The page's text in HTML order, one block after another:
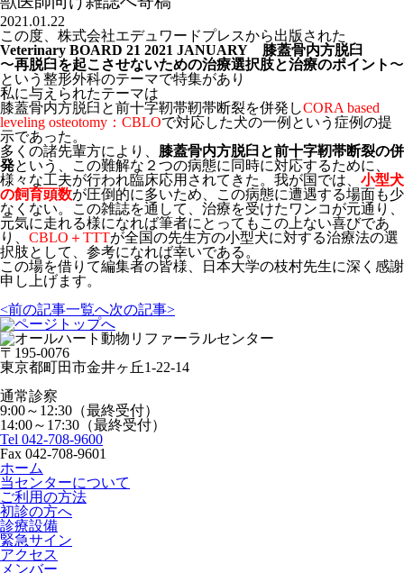
2021.01.22
この度、株式会社エデュワードプレスから出版された
Veterinary BOARD 21 2021 JANUARY
膝蓋骨内方脱臼
〜再脱臼を起こさせないための治療選択肢と治療のポイント 〜
という整形外科のテーマで特集があり
私に与えられたテーマは
膝蓋骨内方脱臼と前十字靭帯靭帯断裂を併発しCORA based
leveling osteotomy：CBLOで対応した犬の一例という症例の提
示であった。
多くの諸先輩方により、 膝蓋骨内方脱臼と前十字靭帯断裂の併
発という、この難解な２つの病態に同時に対応するために、
様々な工夫が行われ臨床応用されてきた。我が国では、 小型犬
の飼育頭数が圧倒的に多いため、この病態に遭遇する場面も少
なくない。この雑誌を通して、治療を受けたワンコが元通り、
元気に走れる様になれば筆者にとってもこの上ない喜びであ
り、 CBLO＋TTTが全国の先生方の小型犬に対する治療法の選
択肢として、参考になれば幸いである。
この場を借りて編集者の皆様、日本大学の枝村先生に深く感謝
申し上げます。
<前の記事一覧へ次の記事>
〒195-0076
東京都町田市金井ヶ丘1-22-14
通常診察
9:00～12:30（最終受付）
14:00～17:30（最終受付）
Tel 042-708-9600
Fax 042-708-9601
ホーム
当センターについて
ご利用の方法
初診の方へ
診療設備
緊急サイン
アクセス
メンバー